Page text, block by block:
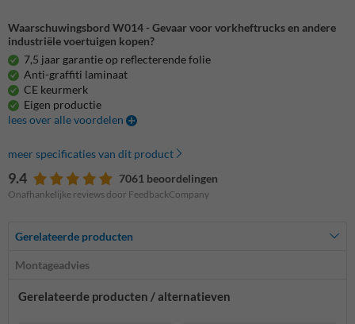
Waarschuwingsbord W014 - Gevaar voor vorkheftrucks en andere
industriële voertuigen kopen?
7,5 jaar garantie op reflecterende folie
Anti-graffiti laminaat
CE keurmerk
Eigen productie
lees over alle voordelen
meer specificaties van dit product
9.4 7061 beoordelingen
Onafhankelijke reviews door FeedbackCompany
Gerelateerde producten
Montageadvies
Gerelateerde producten / alternatieven